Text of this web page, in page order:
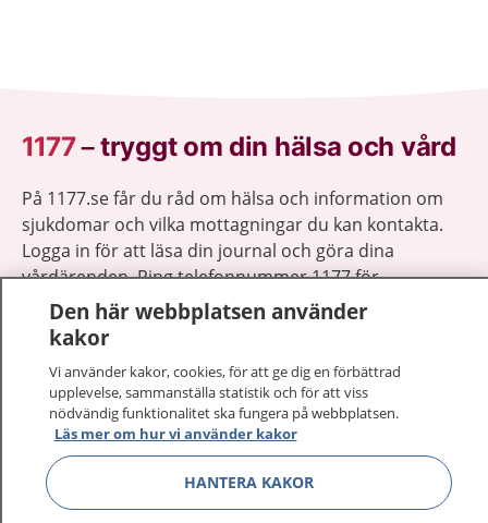
1177–tryggt om din hälsa och vård
På 1177.se får du råd om hälsa och information om
sjukdomar och vilka mottagningar du kan kontakta.
Logga in för att läsa din journal och göra dina
vårdärenden. Ring telefonnummer 1177 för
sjukvårdsrådgivning dygnet runt.
1177 ger dig råd när du vill må bättre.
1177 på flera språk Visa
Den här webbplatsen använder
kakor
Vi använder kakor, cookies, för att ge dig en förbättrad
upplevelse, sammanställa statistik och för att viss
nödvändig funktionalitet ska fungera på webbplatsen.
Läs mer om hur vi använder kakor
HANTERA KAKOR